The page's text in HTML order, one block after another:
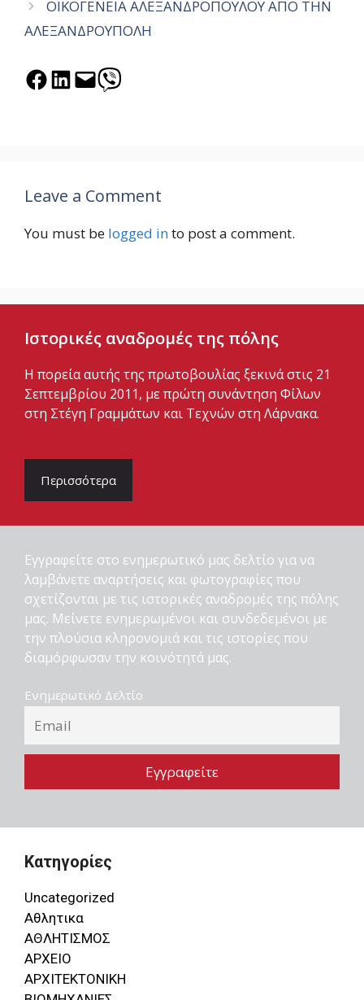
ΟΙΚΟΓΕΝΕΙΑ ΑΛΕΞΑΝΔΡΟΠΟΥΛΟΥ ΑΠΟ ΤΗΝ
ΑΛΕΞΑΝΔΡΟΥΠΟΛΗ
Share on Facebook
Share on LinkedIn
Email this Page
Share on Viber
Leave a Comment
You must be logged into post a comment.
Ιστορικές αναδρομές της πόλης
Η πορεία αυτής της πρωτοβουλίας ξεκινά στις 21
Σεπτεμβρίου 2011, με πρώτη συνάντηση Φίλων
στη Στέγη Γραμμάτων και Τεχνών στη Λάρνακα.
Περισσότερα
Εγγραφείτε στο ενημερωτικό μας δελτίο για να
λαμβάνετε αναρτήσεις και φωτογραφίες που
σχετίζονται με τις ιστορικές αναδρομές της πόλης
μας. Μείνετε ενημερωμένοι και συνδεδεμένοι με
την πλούσια κληρονομιά και τις ιστορίες που
διαμόρφωσαν την κοινότητά μας.
Ενημερωτικό Δελτίο
Κατηγορίες
Uncategorized
Αθλητικα
ΑΘΛΗΤΙΣΜΟΣ
ΑΡΧΕΙΟ
ΑΡΧΙΤΕΚΤΟΝΙΚΗ